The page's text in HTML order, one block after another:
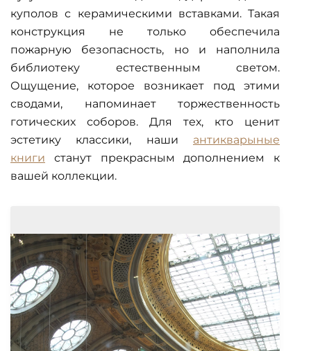
куполов с керамическими вставками. Такая
конструкция не только обеспечила
пожарную безопасность, но и наполнила
библиотеку естественным светом.
Ощущение, которое возникает под этими
сводами, напоминает торжественность
готических соборов. Для тех, кто ценит
эстетику классики, наши антикварыные
книги станут прекрасным дополнением к
вашей коллекции.